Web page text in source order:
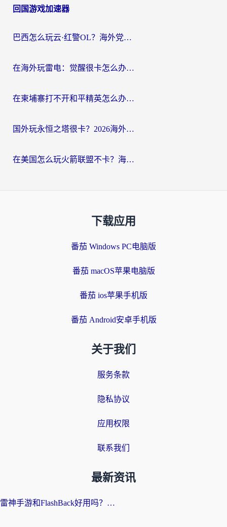
回国游戏加速器
巴西怎么玩云·红警OL？海外党国服游戏加速终极攻略（附非洲逆水寒&天下山海低延迟技巧）
在海外玩雷电：觉醒很卡怎么办？2026终极指南帮你告别延迟与卡顿
在柬埔寨打不开和平精英怎么办？海外党必看的国服游戏加速终极指南
国外玩永恒之塔很卡？2026海外党国服游戏加速器终极指南（附街头篮球坦克世界实测）
在美国怎么玩火箭联盟不卡？海外玩家国服游戏加速终极指南（附明日方舟美版王者荣耀优化技巧）
下载应用
番茄 Windows PC电脑版
番茄 macOS苹果电脑版
番茄 ios苹果手机版
番茄 Android安卓手机版
关于我们
服务条款
隐私协议
应用权限
联系我们
最新资讯
雷神手游和FlashBack好用吗？海外党亲测指南，避开破解版坑轻松访问国内资源